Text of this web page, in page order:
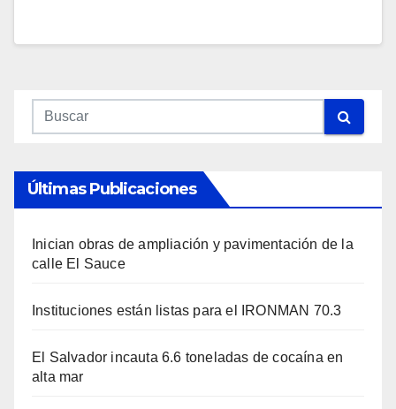
Últimas Publicaciones
Inician obras de ampliación y pavimentación de la
calle El Sauce
Instituciones están listas para el IRONMAN 70.3
El Salvador incauta 6.6 toneladas de cocaína en
alta mar